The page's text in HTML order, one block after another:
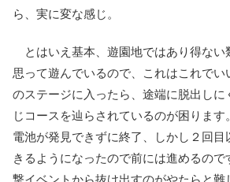
ら、実に変な感じ。
とはいえ基本、遊園地ではあり得ない
思って遊んでいるので、これはこれでい
のステージに入ったら、途端に脱出しに
じコースを辿らされているのが困りま
電池が発見できずに終了、しかし２回
きるようになったので前には進めるので
撃イベントから抜け出すのがやたらと難